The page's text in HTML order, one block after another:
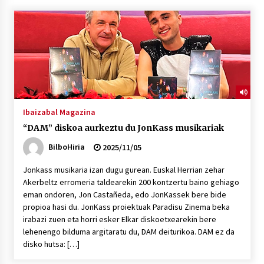
“Hiztegi bat” Gorka Urbizuk idatzitako letren
hiztegia
2026/07/23
Bakaikuko barnetegitik gazteek egindako saio
berezia
Tuba eta bonbardinoaren astea, Bilboko
Kontserbatorioan protagonista
2026/07/15
Ibaizabal Magazina
“DAM” diskoa aurkeztu du JonKass musikariak
BilboHiria
2025/11/05
Jonkass musikaria izan dugu gurean. Euskal Herrian zehar
Akerbeltz erromeria taldearekin 200 kontzertu baino gehiago
eman ondoren, Jon Castañeda, edo JonKassek bere bide
propioa hasi du. JonKass proiektuak Paradisu Zinema beka
irabazi zuen eta horri esker Elkar diskoetxearekin bere
lehenengo bilduma argitaratu du, DAM deiturikoa. DAM ez da
disko hutsa: […]